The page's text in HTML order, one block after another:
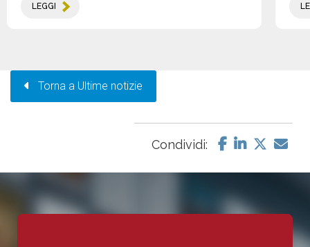
LEGGI
Torna a Ultime notizie
Condividi: